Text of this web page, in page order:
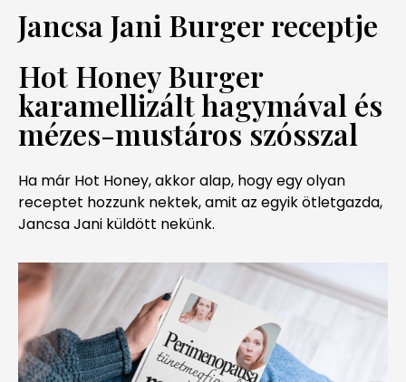
Jancsa Jani Burger receptje
Hot Honey Burger
karamellizált hagymával és
mézes-mustáros szósszal
Ha már Hot Honey, akkor alap, hogy egy olyan
receptet hozzunk nektek, amit az egyik ötletgazda,
Jancsa Jani küldött nekünk.